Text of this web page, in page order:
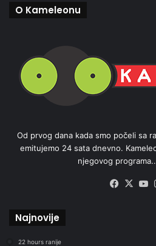
O Kameleonu
Od prvog dana kada smo počeli sa
emitujemo 24 sata dnevno.
njegovog
X
Najnovije
22 hours ranije